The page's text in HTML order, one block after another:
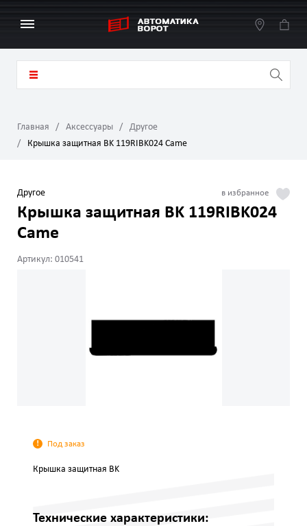
Главная Аксессуары
Другое
Крышка защитная BK 119RIBK024 Came
Другое
Крышка защитная BK 119RIBK024
Came
Артикул: 010541
Под заказ
Крышка защитная BK
Технические характеристики: